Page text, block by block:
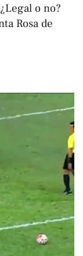
o no?
Rosa de